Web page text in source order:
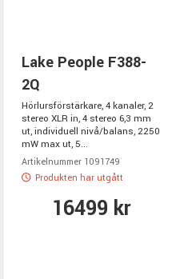
Lake People F388-
2Q
Hörlursförstärkare, 4 kanaler, 2
stereo XLR in, 4 stereo 6,3 mm
ut, individuell nivå/balans, 2250
mW max ut, 5...
Artikelnummer 1091749
Produkten har utgått
16499 kr